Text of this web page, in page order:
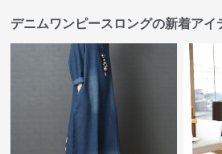
デニムワンピースロングの新着アイ